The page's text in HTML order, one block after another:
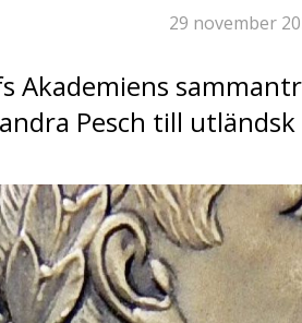
29 november
Akademiens
Pesch till